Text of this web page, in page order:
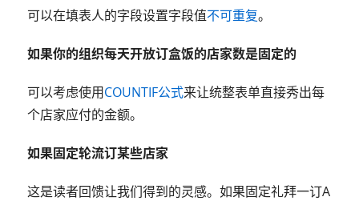
可以在填表人的字段设置字段值不可重复。
如果你的组织每天开放订盒饭的店家数是固定的
可以考虑使用COUNTIF公式来让统整表单直接秀出每
个店家应付的金额。
如果固定轮流订某些店家
这是读者回馈让我们得到的灵感。如果固定礼拜一订A